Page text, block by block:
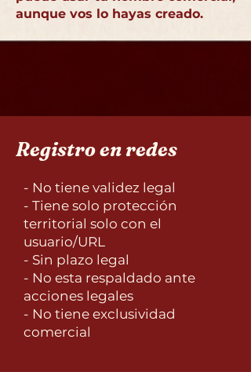
aunque vos lo hayas creado.
Registro en redes
- No tiene validez legal
- Tiene solo protección
territorial solo con el
usuario/URL
- Sin plazo legal
- No esta respaldado ante
acciones legales
- No tiene exclusividad
comercial